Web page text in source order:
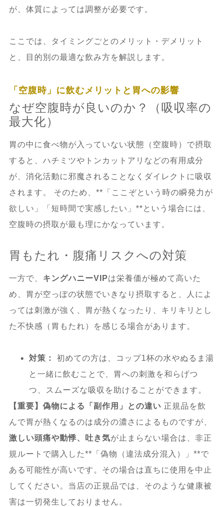
が、体質によっては調整が必要です。
ここでは、タイミングごとのメリット・デメリット
と、目的別の最適な飲み方を解説します。
「空腹時」に飲むメリットと胃への影響
なぜ空腹時が良いのか？（吸収率の
最大化）
胃の中に食べ物が入っていない状態（空腹時）で摂取
すると、ハチミツやトンカットアリなどの有用成分
が、消化活動に邪魔されることなくダイレクトに吸収
されます。 そのため、**「ここぞという時の瞬発力が
欲しい」「短時間で実感したい」**という場合には、
空腹時の摂取が最も理にかなっています。
胃もたれ・腹痛リスクへの対策
一方で、 キングハニーVIPは栄養価が極めて高いた
め、胃が空っぽの状態でいきなり摂取すると、人によ
っては刺激が強く、胃が熱くなったり、キリキリとし
た不快感（胃もたれ）を感じる場合があります。
対策：
初めての方は、コップ1杯の水やぬるま湯
と一緒に飲むことで、胃への刺激を和らげつ
つ、スムーズな吸収を助けることができます。
【重要】偽物による「副作用」との違い 正規品を飲
んで胃が熱くなるのは成分の濃さによるものですが、
激しい頭痛や動悸、吐き気が止まらない場合は、非正
規ルートで購入した**「偽物（違法成分混入）」**で
ある可能性が高いです。その場合は直ちに使用を中止
してください。当店の正規品では、そのような健康被
害は一切発生しておりません。